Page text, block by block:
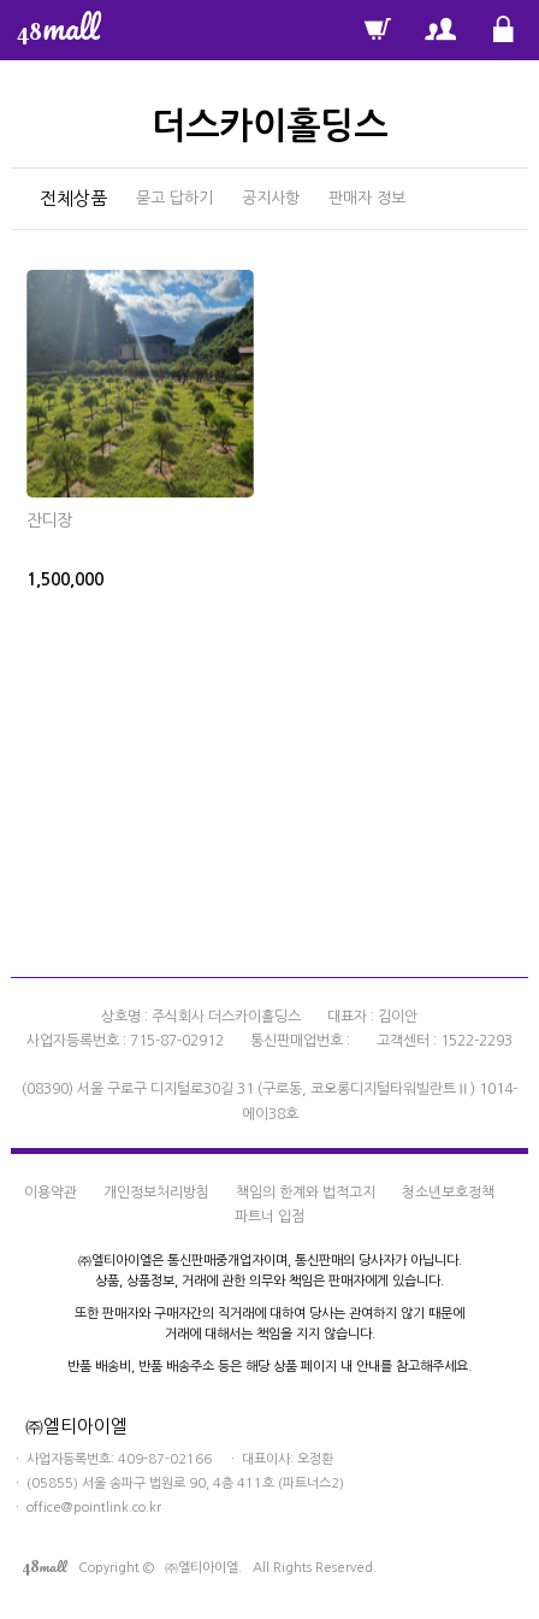
48mall
더스카이홀딩스
전체상품 묻고 답하기 공지사항 판매자 정보
잔디장
1,500,000
상호명 : 주식회사 더스카이홀딩스
대표자 : 김이안
사업자등록번호 : 715-87-02912
통신판매업번호 : 고객센터 : 1522-2293
(08390) 서울 구로구 디지털로30길 31 (구로동, 코오롱디지털타워빌란트Ⅱ) 1014-
에이38호
이용약관 개인정보처리방침 책임의 한계와 법적고지
청소년보호정책
파트너 입점
㈜엘티아이엘은 통신판매중개업자이며,
통신판매의 당사자가 아닙니다.
상품, 상품정보, 거래에 관한 의무와 책임은 판매자에게 있습니다.
또한 판매자와 구매자간의 직거래에 대하여 당사는 관여하지 않기 때문에
거래에 대해서는 책임을 지지 않습니다.
반품 배송비, 반품 배송주소 등은 해당 상품 페이지 내 안내를 참고해주세요.
㈜엘티아이엘
ㆍ 사업자등록번호: 409-87-02166 ㆍ 대표이사: 오정환
ㆍ (05855) 서울 송파구 법원로 90, 4층 411호 (파트너스2)
ㆍ office@pointlink.co.kr
48mallCopyright © ㈜엘티아이엘. All Rights Reserved.